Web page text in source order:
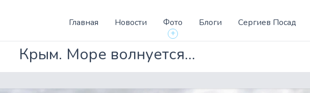
Главная Новости
Фото
+
Блоги Сергиев Посад
Крым. Море волнуется...